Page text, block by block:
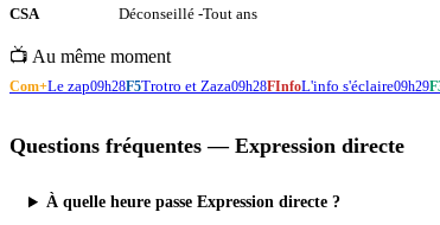
CSA
Déconseillé -Tout ans
📺 Au même moment
Com+Le zap09h28F5Trotro et Zaza09h28FInfoL'info s'éclaire09h29
Questions fréquentes — Expression directe
À quelle heure passe Expression directe ?